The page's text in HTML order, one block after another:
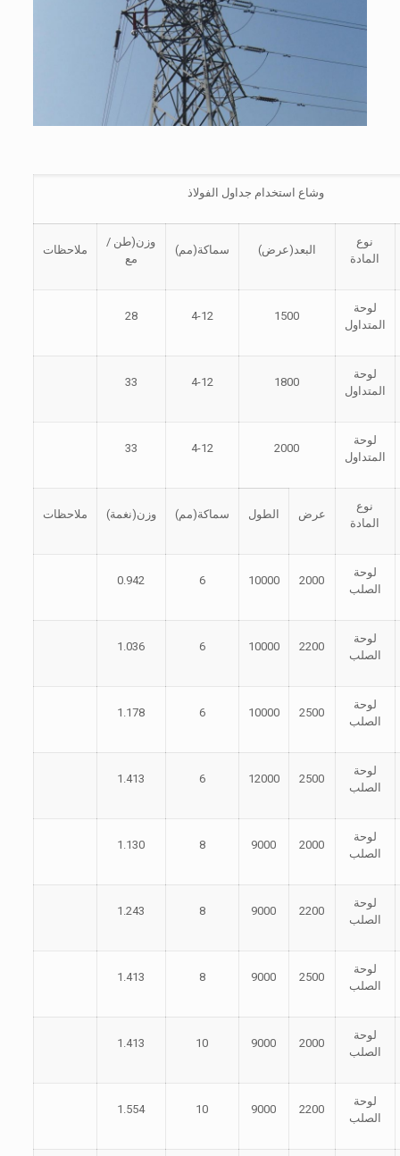
وشاع استخدام جداول الفولاذ
نوع
المادة
البعد(عرض) سماكة(مم)
وزن(طن /
مع
ملاحظات
لوحة
المتداول
1500
4-12
28
لوحة
المتداول
1800
4-12
33
لوحة
المتداول
2000
4-12
33
نوع
المادة
عرض الطول سماكة(مم) وزن(نغمة) ملاحظات
لوحة
الصلب
2000
10000
6
0.942
لوحة
الصلب
2200
10000
6
1.036
لوحة
الصلب
2500
10000
6
1.178
لوحة
الصلب
2500
12000
6
1.413
لوحة
الصلب
2000
9000
8
1.130
لوحة
الصلب
2200
9000
8
1.243
لوحة
الصلب
2500
9000
8
1.413
لوحة
الصلب
2000
9000
10
1.413
لوحة
الصلب
2200
9000
10
1.554